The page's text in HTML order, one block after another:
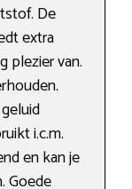
De
extra
plezier van.
i.c.m.
en kan je
Goede